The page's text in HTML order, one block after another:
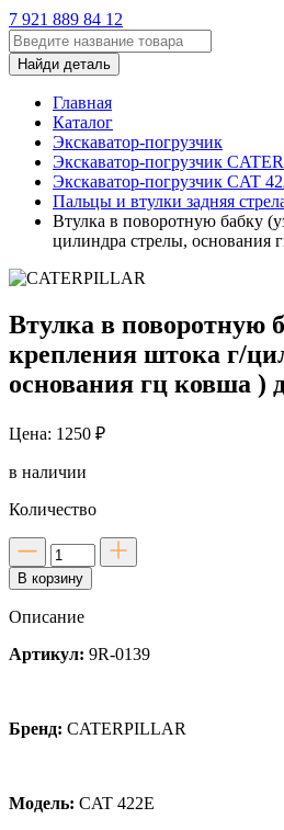
7 921 889 84 12
Найди деталь
Главная
Каталог
Экскаватор-погрузчик
Экскаватор-погрузчик
Экскаватор-погрузчик CAT
Пальцы и втулки задняя
Втулка в поворотную бабку
цилиндра стрелы, основания
Втулка в поворотную
крепления штока г/
основания гц ковша )
Цена: 1250 ₽
в наличии
Количество
Количество
товара
Втулка
поворотную
бабку
(узел
г/
цилиндра
гц
В корзину
Описание
Артикул: 9R-0139
Бренд: CATERPILLAR
Модель: CAT 422E